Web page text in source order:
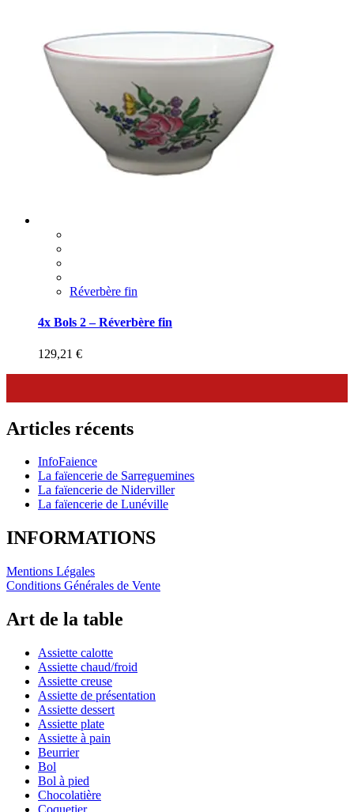
Réverbère fin
4x Bols 2 – Réverbère fin
129,21 €
Articles récents
InfoFaience
La faïencerie de Sarreguemines
La faïencerie de Niderviller
La faïencerie de Lunéville
INFORMATIONS
Mentions Légales
Conditions Générales de Vente
Art de la table
Assiette calotte
Assiette chaud/froid
Assiette creuse
Assiette de présentation
Assiette dessert
Assiette plate
Assiette à pain
Beurrier
Bol
Bol à pied
Chocolatière
Coquetier